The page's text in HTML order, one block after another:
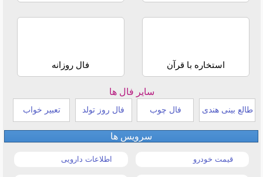
استخاره با قرآن فال روزانه
سایر فال ها
طالع بینی هندی فال چوب فال روز تولد تعبیر خواب
سرویس ها
قیمت خودرو اطلاعات دارویی